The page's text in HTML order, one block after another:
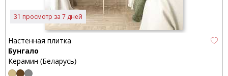
31 просмотр за 7 дней
Настенная плитка
Бунгало
Керамин (Беларусь)